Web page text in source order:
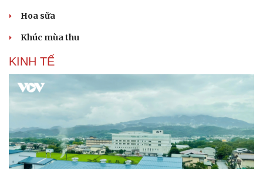
Hoa sữa
Khúc mùa thu
KINH TẾ